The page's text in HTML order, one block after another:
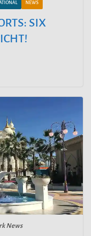
NEWS
SIX
News